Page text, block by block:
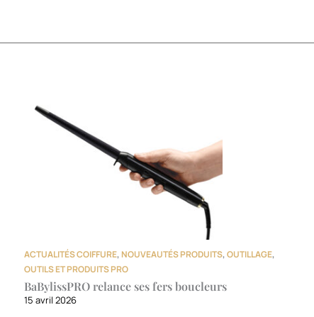
ACTUALITÉS COIFFURE, NOUVEAUTÉS PRODUITS,OUTILLAGE,
OUTILS ET PRODUITS PRO
BaBylissPRO relance ses fers boucleurs
15 avril 2026